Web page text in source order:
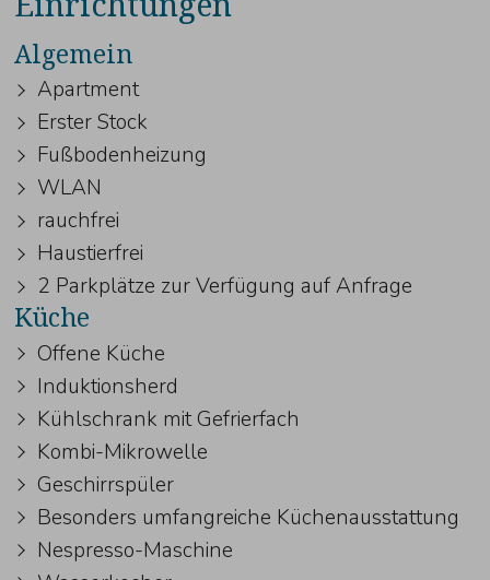
Algemein
Apartment
Erster Stock
Fußbodenheizung
WLAN
rauchfrei
Haustierfrei
2 Parkplätze zur Verfügung auf Anfrage
Küche
Offene Küche
Induktionsherd
Kühlschrank mit Gefrierfach
Kombi-Mikrowelle
Geschirrspüler
Besonders umfangreiche Küchenausstattung
Nespresso-Maschine